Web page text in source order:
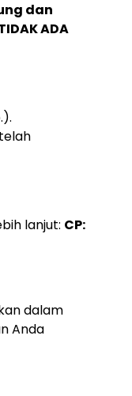
dan
ADA
lanjut: CP:
dalam
Anda